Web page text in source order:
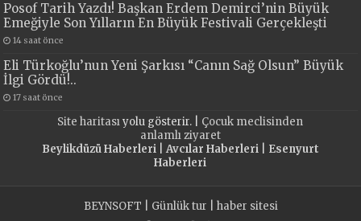
Posof Tarih Yazdı! Başkan Erdem Demirci’nin Büyük
Emeğiyle Son Yılların En Büyük Festivali Gerçekleşti
14 saat önce
Eli Türkoğlu’nun Yeni Şarkısı “Canın Sağ Olsun” Büyük
İlgi Gördü!..
17 saat önce
Site haritasıyolu gösterir. | Çocuk meclisinden
anlamlı ziyaret
Beylikdüzü Haberleri| Avcılar Haberleri| Esenyurt
Haberleri
BEYNSOFT Günlük tur haber sitesi